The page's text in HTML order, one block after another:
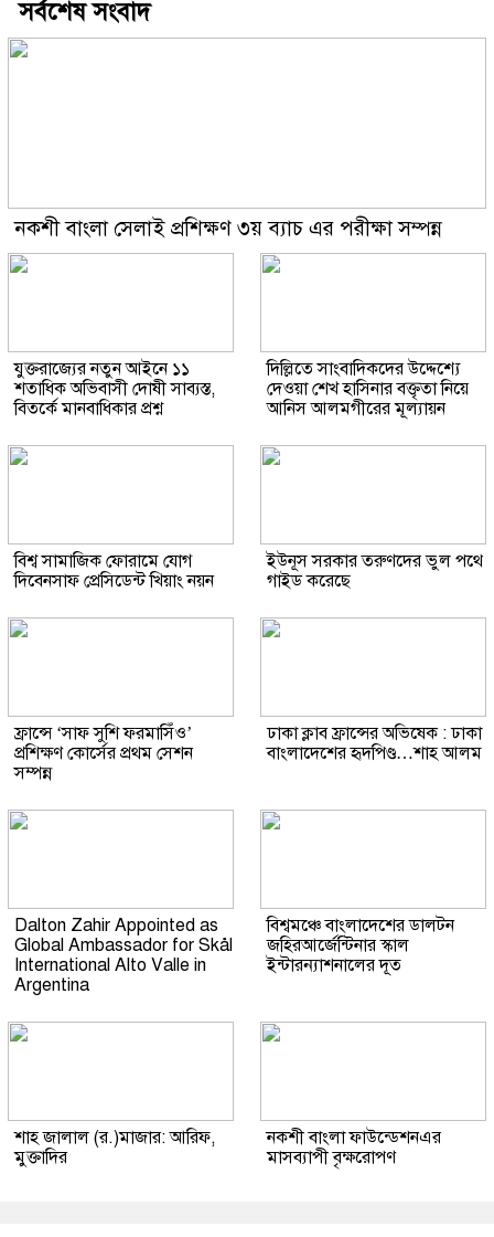
সর্বশেষ সংবাদ
নকশী বাংলা সেলাই প্রশিক্ষণ ৩য় ব্যাচ এর পরীক্ষা সম্পন্ন
যুক্তরাজ্যের নতুন আইনে ১১
শতাধিক অভিবাসী দোষী সাব্যস্ত,
বিতর্কে মানবাধিকার প্রশ্ন
দিল্লিতে সাংবাদিকদের উদ্দেশ্যে
দেওয়া শেখ হাসিনার বক্তৃতা নিয়ে
আনিস আলমগীরের মূল্যায়ন
বিশ্ব সামাজিক ফোরামে যোগ
দিবেনসাফ প্রেসিডেন্ট খিয়াং নয়ন
ইউনূস সরকার তরুণদের ভুল পথে
গাইড করেছে
ফ্রান্সে ‘সাফ সুশি ফরমাসিঁও’
প্রশিক্ষণ কোর্সের প্রথম সেশন
সম্পন্ন
ঢাকা ক্লাব ফ্রান্সের অভিষেক : ঢাকা
বাংলাদেশের হৃদপিণ্ড…শাহ আলম
Dalton Zahir Appointed as
Global Ambassador for Skål
International Alto Valle in
Argentina
বিশ্বমঞ্চে বাংলাদেশের ডালটন
জহিরআর্জেন্টিনার স্কাল
ইন্টারন্যাশনালের দূত
শাহ জালাল (র.)মাজার: আরিফ,
মুক্তাদির
নকশী বাংলা ফাউন্ডেশনএর
মাসব্যাপী বৃক্ষরোপণ